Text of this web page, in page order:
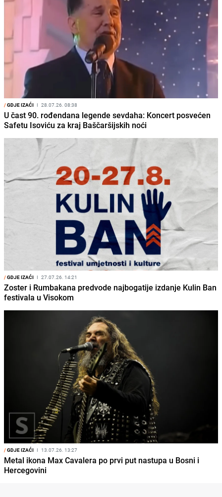
/GDJE IZAĆI I 28.07.26. 08:38
U čast 90. rođendana legende sevdaha: Koncert posvećen
Safetu Isoviću za kraj Baščaršijskih noći
/GDJE IZAĆI I 27.07.26. 14:21
Zoster i Rumbakana predvode najbogatije izdanje Kulin Ban
festivala u Visokom
/GDJE IZAĆI I 13.07.26. 13:27
Metal ikona Max Cavalera po prvi put nastupa u Bosni i
Hercegovini